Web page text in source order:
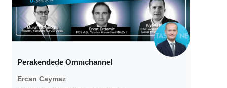
Perakendede Omnıchannel
Ercan Caymaz